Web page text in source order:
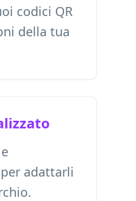
codici QR
della tua
adattarli